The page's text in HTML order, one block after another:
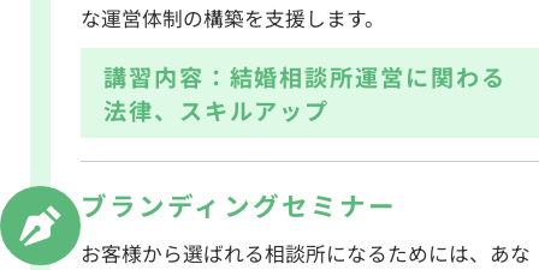
な運営体制の構築を支援します。
講習内容：結婚相談所運営に関わる
法律、スキルアップ
ブランディングセミナー
お客様から選ばれる相談所になるためには、あな